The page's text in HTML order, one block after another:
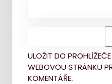
ULOŽIT DO
WEBOVOU STRÁNKU
KOMENTÁŘE.